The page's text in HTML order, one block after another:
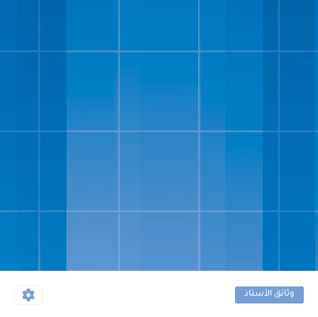
وثائق الأستاذ